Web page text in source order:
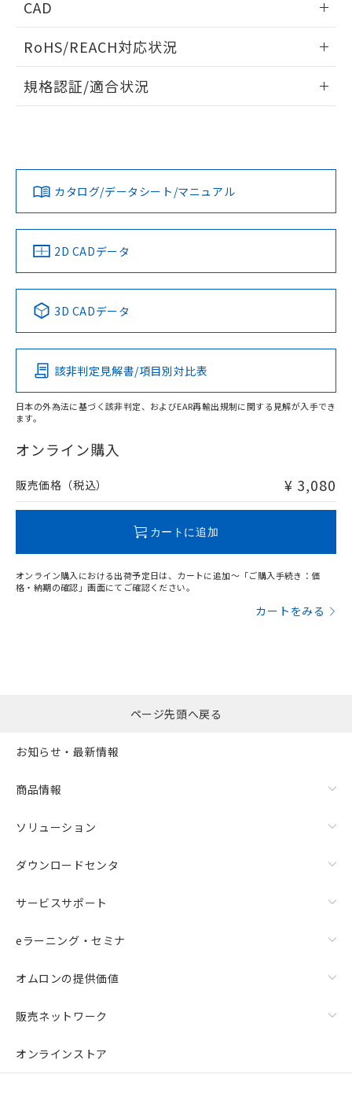
CAD
ドすることができます。
ログイン/会員登録
ダウンロードデータをご利用いただく前に、以下を必ずお読
みください。
ソフトウェアの使用条件
RoHS/REACH対応状況
EU RoHS 注意事項・凡例
対応済み
中国 RoHS 注意事項・凡例
Pb Hg Cd Cr(VI)
O
在庫等で未対応品が混在する可能性があります。
問い合わせください。
規格認証/適合状況
カタログ/データシート/マニュアル
2D CADデータ
3D CADデータ
該非判定見解書/項目別対比表
日本の外為法に基づく該非判定、およびEAR再輸出規制に関する見解が入手でき
ます。
オンライン購入
販売価格（税込） ¥ 3,080
カートに追加
オンライン購入における出荷予定日は、カートに追加～「ご購入手続き：価
格・納期の確認」画面にてご確認ください。
カートをみる
ページ先頭へ戻る
お知らせ・最新情報
商品情報
ソリューション
ダウンロードセンタ
サービスサポート
eラーニング・セミナ
オムロンの提供価値
販売ネットワーク
オンラインストア